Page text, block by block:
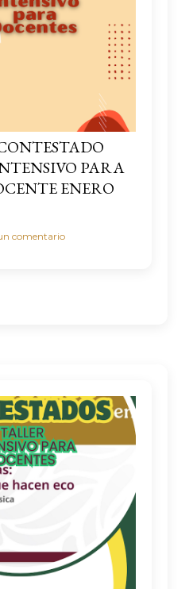
PARA
ENERO
comentario